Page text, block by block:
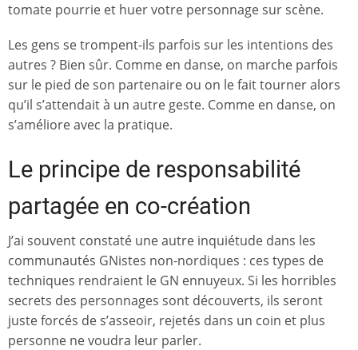
tomate pourrie et huer votre personnage sur scène.
Les gens se trompent-ils parfois sur les intentions des
autres ? Bien sûr. Comme en danse, on marche parfois
sur le pied de son partenaire ou on le fait tourner alors
qu’il s’attendait à un autre geste. Comme en danse, on
s’améliore avec la pratique.
Le principe de responsabilité
partagée en co-création
J’ai souvent constaté une autre inquiétude dans les
communautés GNistes non-nordiques : ces types de
techniques rendraient le GN ennuyeux. Si les horribles
secrets des personnages sont découverts, ils seront
juste forcés de s’asseoir, rejetés dans un coin et plus
personne ne voudra leur parler.